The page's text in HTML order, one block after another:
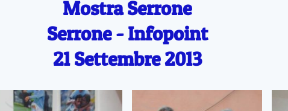
Mostra Serrone
Serrone - Infopoint
21 Settembre 2013